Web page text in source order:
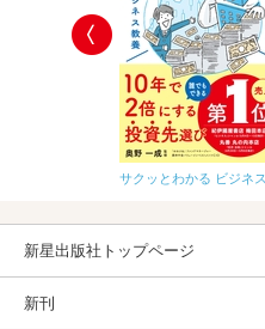
サクッとわかる ビジネ
新星出版社トップページ
新刊